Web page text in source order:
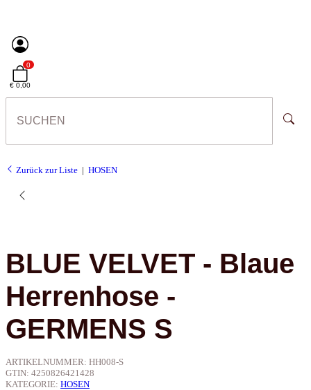
0
€ 0,00
Zurück zur Liste HOSEN
BLUE VELVET - Blaue
Herrenhose -
GERMENS S
ARTIKELNUMMER: HH008-S
GTIN: 4250826421428
KATEGORIE: HOSEN